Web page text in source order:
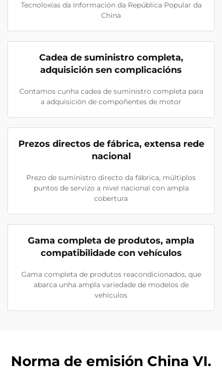
Tecnoloxías da Información da República Popular da
China
Cadea de suministro completa,
adquisición sen complicacións
Contamos cunha cadea de suministro completa para
a adquisición de compoñentes de motor
Prezos directos de fábrica, extensa rede
nacional
Prezo de suministro directo da fábrica, múltiplos
puntos de servizo a nivel nacional con ampla
cobertura
Gama completa de produtos, ampla
compatibilidade con vehículos
Gama completa de produtos reacondicionados, que
abarca unha ampla variedade de modelos de
vehículos
Norma de emisión China VI.